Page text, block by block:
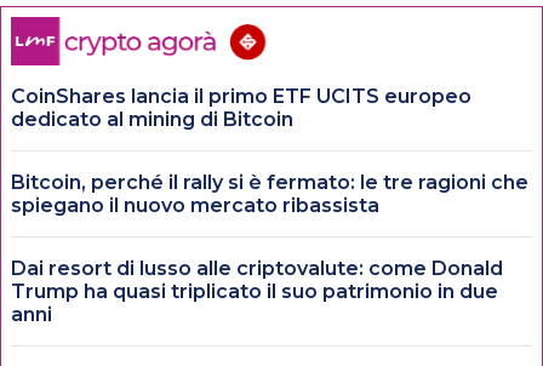
CoinShares lancia il primo ETF UCITS europeo
dedicato al mining di Bitcoin
Bitcoin, perché il rally si è fermato: le tre ragioni che
spiegano il nuovo mercato ribassista
Dai resort di lusso alle criptovalute: come Donald
Trump ha quasi triplicato il suo patrimonio in due
anni